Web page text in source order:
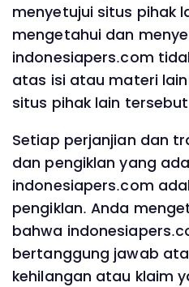
menyetujui situs pihak
mengetahui dan
indonesiapers.com
atas isi atau materi
situs pihak lain
Setiap perjanjian dan
dan pengiklan yang
indonesiapers.com
pengiklan. Anda
bahwa
bertanggung jawab
kehilangan atau klaim